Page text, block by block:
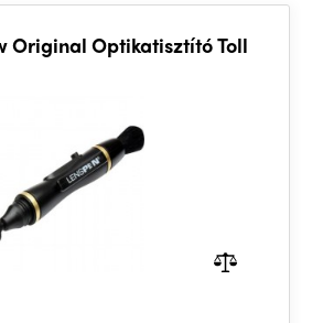
Original Optikatisztító Toll